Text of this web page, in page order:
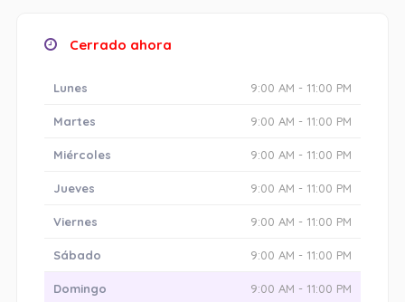
Cerrado ahora
Lunes 9:00 AM - 11:00 PM
Martes 9:00 AM - 11:00 PM
Miércoles 9:00 AM - 11:00 PM
Jueves 9:00 AM - 11:00 PM
Viernes 9:00 AM - 11:00 PM
Sábado 9:00 AM - 11:00 PM
Domingo 9:00 AM - 11:00 PM